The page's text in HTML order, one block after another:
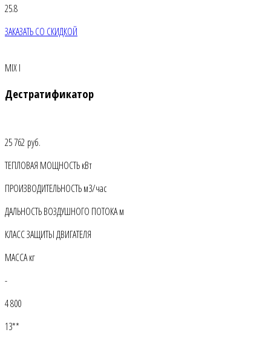
25.8
ЗАКАЗАТЬ СО СКИДКОЙ
MIX I
Дестратификатор
25 762 руб.
ТЕПЛОВАЯ МОЩНОСТЬ кВт
ПРОИЗВОДИТЕЛЬНОСТЬ м3/час
ДАЛЬНОСТЬ ВОЗДУШНОГО ПОТОКА м
КЛАСС ЗАЩИТЫ ДВИГАТЕЛЯ
МАССА кг
-
4 800
13**